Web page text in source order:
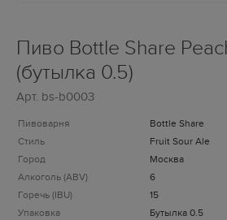
Пиво Bottle Share
(бутылка 0.5)
Арт. bs-b0003
Пивоварня
Bottle Share
Стиль
Fruit Sour Ale
Город
Москва
Алкоголь (ABV)
6
Горечь (IBU)
15
Упаковка
Бутылка 0.5